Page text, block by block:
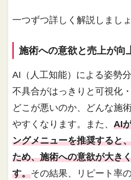
一つずつ詳しく解説しましょ
施術への意欲と売上が向
AI（人工知能）による姿勢
不具合がはっきりと可視化
どこが悪いのか、どんな施
やすくなります。また、AI
ングメニューを推奨すると
ため、施術への意欲が大き
す。その結果、リピート率